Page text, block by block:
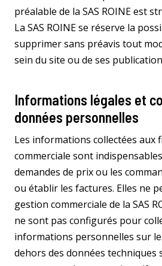
préalable de la SAS ROINE est
La SAS ROINE se réserve la
supprimer sans préavis tout
sein du site ou de ses
Informations légales et
données personnelles
Les informations collectées aux
commerciale sont
demandes de prix ou les
ou établir les factures. Elles ne
gestion commerciale de la SAS
ne sont pas configurés pour
informations personnelles sur
dehors des données techniques